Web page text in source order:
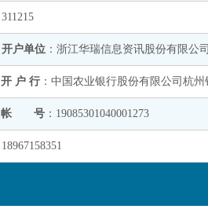
311215
开户单位 ：浙江华瑞信息资讯股份有限公
开 户 行 ：中国农业银行股份有限公司杭
帐 号 ：19085301040001273
18967158351